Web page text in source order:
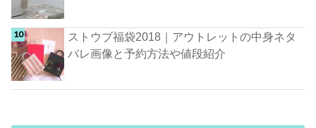
ストウブ福袋2018｜アウトレットの中身ネタ
バレ画像と予約方法や値段紹介